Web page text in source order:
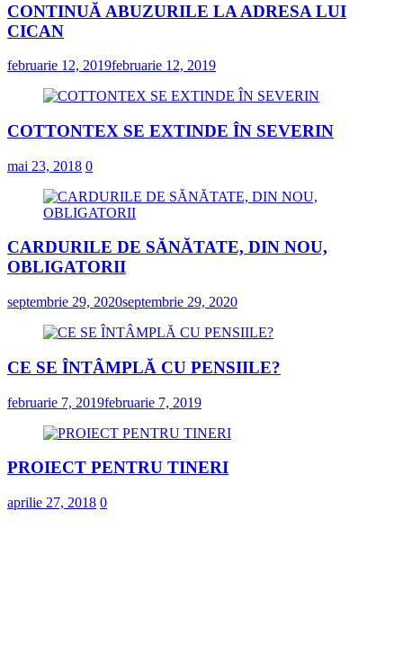
CONTINUĂ ABUZURILE LA ADRESA LUI
CICAN
februarie 12, 2019februarie 12, 2019
COTTONTEX SE EXTINDE ÎN SEVERIN
mai 23, 2018 0
CARDURILE DE SĂNĂTATE, DIN NOU,
OBLIGATORII
septembrie 29, 2020septembrie 29, 2020
CE SE ÎNTÂMPLĂ CU PENSIILE?
februarie 7, 2019februarie 7, 2019
PROIECT PENTRU TINERI
aprilie 27, 2018 0